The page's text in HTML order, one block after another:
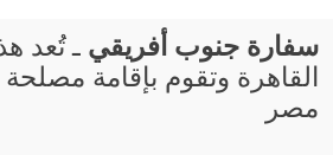
سفارة جنوب أفريقي ـ تُعد
القاهرة وتقوم بإقامة
مصر